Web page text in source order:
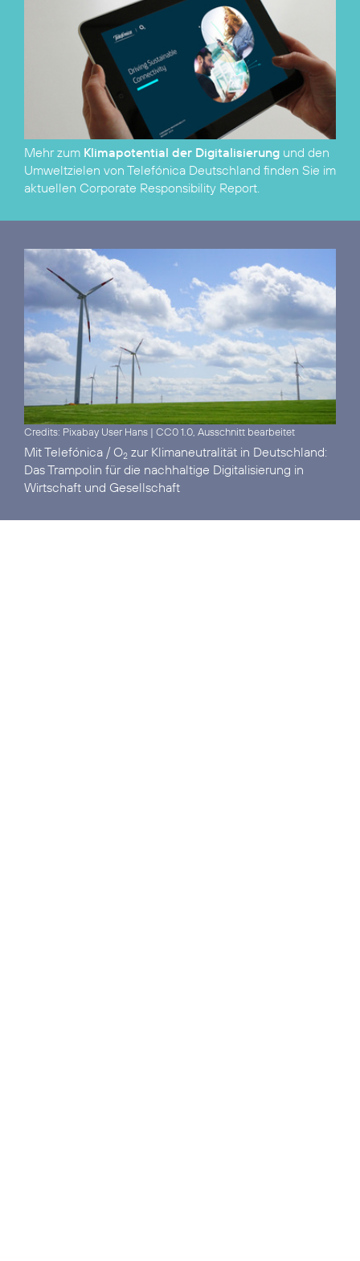
Mehr zum Klimapotential der Digitalisierung und den
Umweltzielen von Telefónica Deutschland finden Sie im
aktuellen Corporate Responsibility Report
Credits: Pixabay User Hans | CC0 1.0, Ausschnitt bearbeitet
Mit Telefónica / O2 zur Klimaneutralität in Deutschland:
Das Trampolin für die nachhaltige Digitalisierung in
Wirtschaft und Gesellschaft